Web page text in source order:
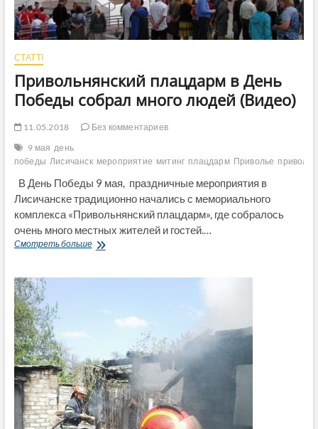
СТАТТІ
Привольнянский плацдарм в День
Победы собрал много людей (Видео)
11.05.2018
Без комментариев
9 мая день
победы Лисичанск мероприятие митинг плацдарм Приволье
В День Победы 9 мая, праздничные мероприятия в
Лисичанске традиционно начались с мемориального
комплекса «Привольнянский плацдарм», где собралось
очень много местных жителей и гостей.…
Смотреть большеПривольнянский
много